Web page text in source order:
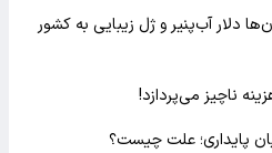
دلار آب‌پنیر و ژل زیبایی به کشور
ناچیز می‌پردازد!
پایداری؛ علت چیست؟